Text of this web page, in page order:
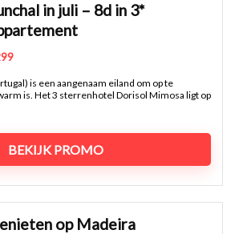
in juli – 8d in 3*
is een aangenaam eiland om op te
is. Het 3 sterrenhotel Dorisol Mimosa ligt op
BEKIJK PROMO
op Madeira